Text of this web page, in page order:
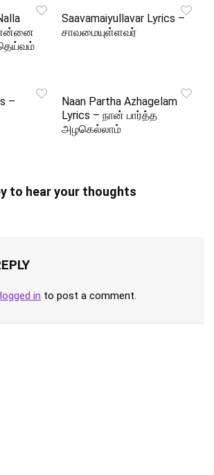
என்னை
Saavamaiyullavar Lyrics –
சாவமையுள்ளவர்
–
Naan Partha Azhagelam
Lyrics – நான் பார்த்த
அழகெல்லாம்
to hear your thoughts
logged in to post a comment.